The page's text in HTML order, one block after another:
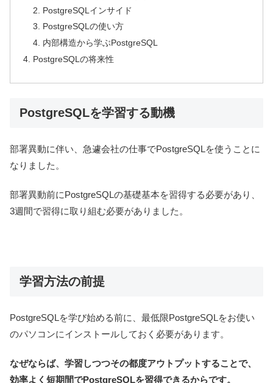
PostgreSQLインサイド
PostgreSQLの使い方
内部構造から学ぶPostgreSQL
PostgreSQLの将来性
PostgreSQLを学習する動機
部署異動に伴い、急遽会社の仕事でPostgreSQLを使うことに
なりました。
部署異動前にPostgreSQLの基礎基本を習得する必要があり、
3週間で習得に取り組む必要がありました。
学習方法の前提
PostgreSQLを学び始める前に、最低限PostgreSQLをお使い
のパソコンにインストールしておく必要があります。
なぜならば、学習しつつその都度アウトプットすることで、
効率よく短期間でPostgreSQLを習得できるからです。